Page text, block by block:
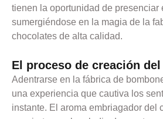
tienen la oportunidad de presenciar
sumergiéndose en la magia de la
chocolates de alta calidad.
El proceso de creación
Adentrarse en la fábrica de
una experiencia que cautiva los
instante. El aroma embriagador del